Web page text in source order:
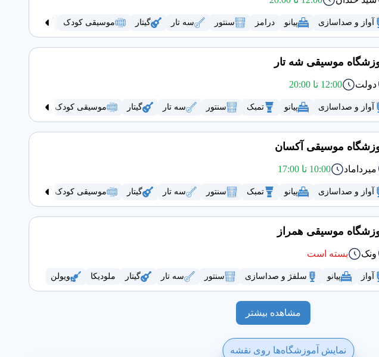
آواز و صداسازی پیانو درامز سنتور سه تار گیتار موسیقی کودک
موسیقی شه تار
دولت 12:00 تا 20:00
آواز و صداسازی پیانو تمبک سنتور سه تار گیتار موسیقی کودک
موسیقی آکسان
میرداماد 10:00 تا 17:00
آواز و صداسازی پیانو تمبک سنتور سه تار گیتار موسیقی کودک
موسیقی همراز
ونک بسته است
آواز پیانو سلفژ و صداسازی سنتور سه تار گیتار ملودیکا ویولن
نمایش آموزشگاه‌ها روی نقشه
مشاهده بیشتر